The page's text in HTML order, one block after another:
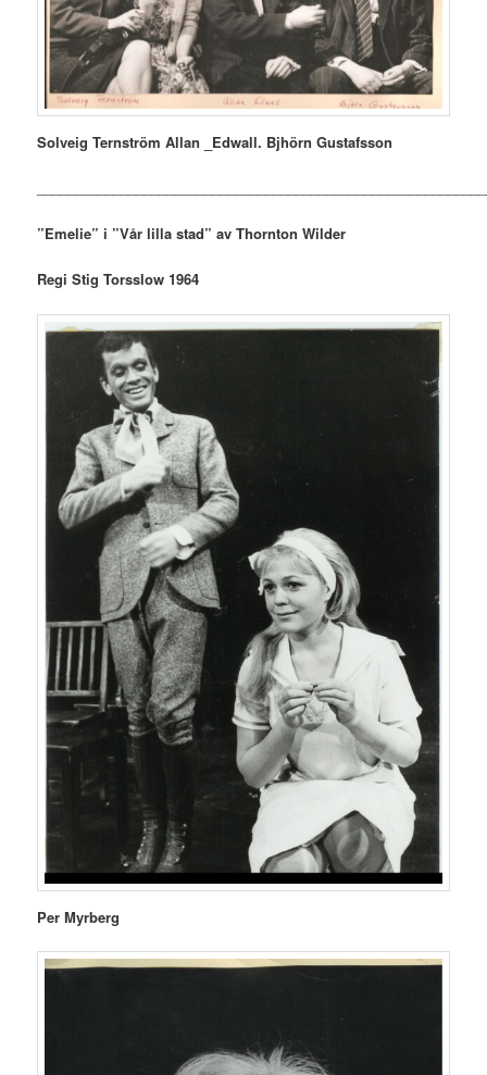
Solveig Ternström Allan _Edwall. Bjhörn Gustafsson
”Emelie” i ”Vår lilla stad” av Thornton Wilder
Regi Stig Torsslow 1964
Per Myrberg